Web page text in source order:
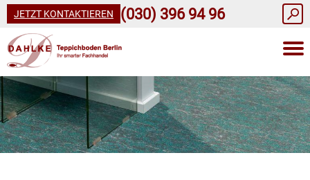
JETZT KONTAKTIEREN (030) 396 94 96